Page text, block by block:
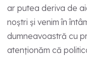
ar putea deriva de
noștri și venim în
dumneavoastră cu
atenționăm că